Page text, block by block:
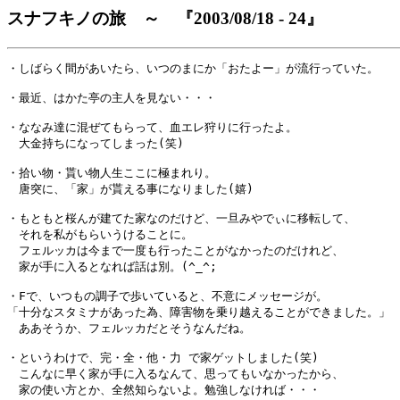
スナフキノの旅 ～ 『2003/08/18 - 24』
・しばらく間があいたら、いつのまにか「おたよー」が流行っていた。
・最近、はかた亭の主人を見ない・・・
・ななみ達に混ぜてもらって、血エレ狩りに行ったよ。
大金持ちになってしまった(笑)
・拾い物・貰い物人生ここに極まれり。
唐突に、「家」が貰える事になりました(嬉)
・もともと桜んが建てた家なのだけど、一旦みやでぃに移転して、
それを私がもらいうけることに。
フェルッカは今まで一度も行ったことがなかったのだけれど、
家が手に入るとなれば話は別。(^_^;
・Fで、いつもの調子で歩いていると、不意にメッセージが。
「十分なスタミナがあった為、障害物を乗り越えることができました。」
ああそうか、フェルッカだとそうなんだね。
・というわけで、完・全・他・力 で家ゲットしました(笑)
こんなに早く家が手に入るなんて、思ってもいなかったから、